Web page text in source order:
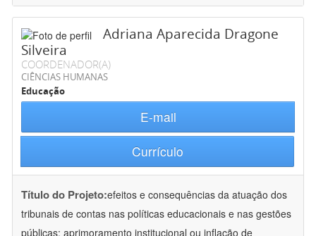
Adriana Aparecida Dragone
Silveira
COORDENADOR(A)
CIÊNCIAS HUMANAS
Educação
E-mail
Currículo
Título do Projeto:efeitos e consequências da atuação dos
tribunais de contas nas políticas educacionais e nas gestões
públicas: aprimoramento institucional ou inflação de